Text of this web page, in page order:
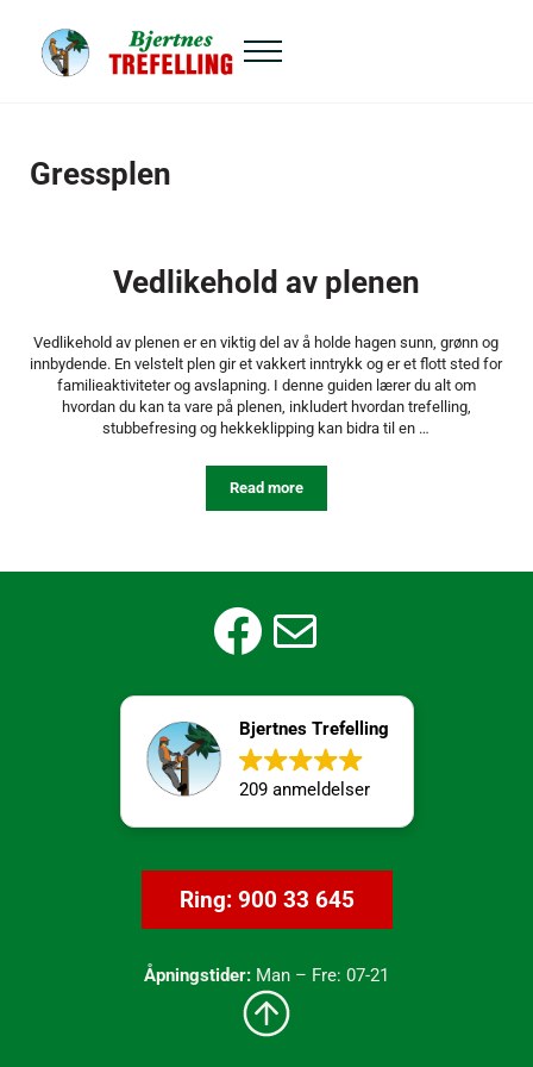
Menu
Gressplen
Vedlikehold av plenen
Vedlikehold av plenen er en viktig del av å holde hagen sunn, grønn og
innbydende. En velstelt plen gir et vakkert inntrykk og er et flott sted for
familieaktiviteter og avslapning. I denne guiden lærer du alt om
hvordan du kan ta vare på plenen, inkludert hvordan trefelling,
stubbefresing og hekkeklipping kan bidra til en …
Read moreVedlikehold av plenen
Facebook
E-post
Bjertnes Trefelling
209 anmeldelser
Ring: 900 33 645
Åpningstider: Man – Fre: 07-21